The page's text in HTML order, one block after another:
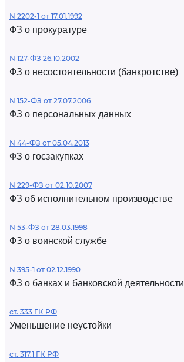
N 2202-1 от 17.01.1992
ФЗ о прокуратуре
N 127-ФЗ 26.10.2002
ФЗ о несостоятельности (банкротстве)
N 152-ФЗ от 27.07.2006
ФЗ о персональных данных
N 44-ФЗ от 05.04.2013
ФЗ о госзакупках
N 229-ФЗ от 02.10.2007
ФЗ об исполнительном производстве
N 53-ФЗ от 28.03.1998
ФЗ о воинской службе
N 395-1 от 02.12.1990
ФЗ о банках и банковской деятельности
ст. 333 ГК РФ
Уменьшение неустойки
ст. 317.1 ГК РФ